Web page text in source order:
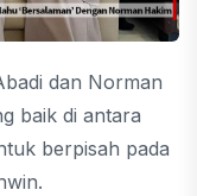
dan Norman
baik di antara
berpisah pada